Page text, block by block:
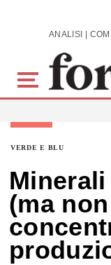
Skip to main
VERDE E BLU
(ma